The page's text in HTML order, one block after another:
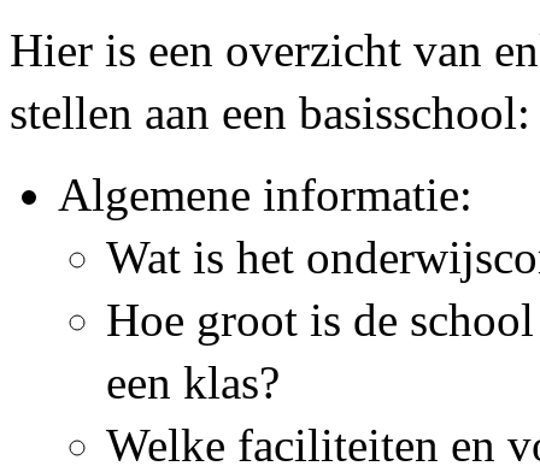
Hier is een overzicht van
stellen aan een basisschool:
Algemene informatie:
Wat is het
Hoe groot is de
een klas?
Welke faciliteiten en